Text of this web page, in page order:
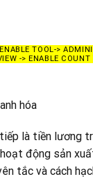
ENABLE TOOL->
-> ENABLE COUNT
hóa
là tiền lương
động sản
tắc và cách